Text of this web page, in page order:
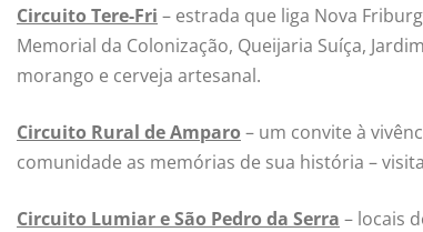
Circuito Tere-Fri – estrada que liga Nova
Memorial da Colonização, Queijaria Suíça,
morango e cerveja artesanal.
Circuito Rural de Amparo – um convite à
comunidade as memórias de sua história –
Circuito Lumiar e São Pedro da Serra – locais